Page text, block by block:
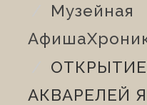
Музейная
Афиша
АКВАРЕЛЕЙ